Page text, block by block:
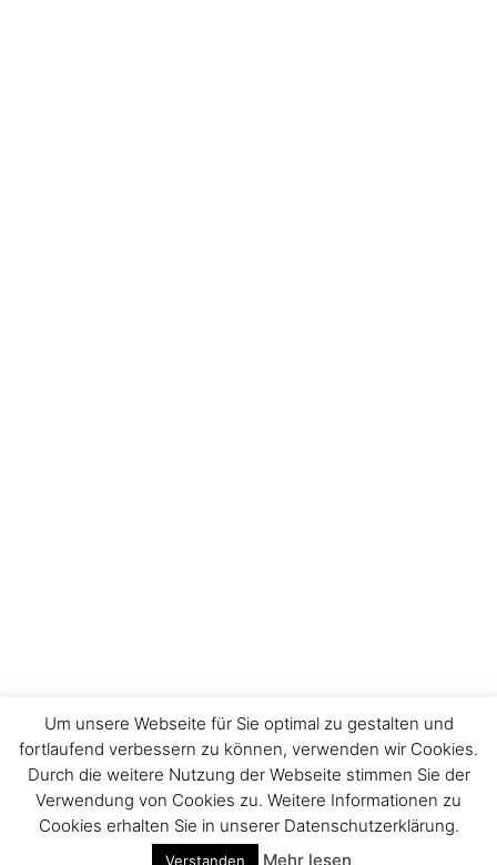
Impressum
Um unsere Webseite für Sie optimal zu gestalten und
fortlaufend verbessern zu können, verwenden wir Cookies.
Durch die weitere Nutzung der Webseite stimmen Sie der
Verwendung von Cookies zu. Weitere Informationen zu
Cookies erhalten Sie in unserer Datenschutzerklärung.
Verstanden Mehr lesen